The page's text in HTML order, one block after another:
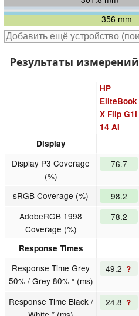
356 mm
317 mm
313 mm
Результаты измерений
HP
EliteBook
X Flip G1i
14 AI
Display
Display P3 Coverage
(%)
76.7
sRGB Coverage (%) 98.2
AdobeRGB 1998
Coverage (%)
78.2
Response Times
Response Time Grey
50% / Grey 80% * (ms)
49.2 ?
Response Time Black /
24.8 ?